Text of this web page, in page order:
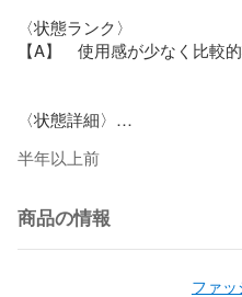
〈状態ランク〉
【A】　使用感が少なく比較
〈状態詳細〉
れがございます。（詳細は画
〈付属品〉
タグ
※写真に掲載があるもの以外
半年以上前
商品の情報
ファッ